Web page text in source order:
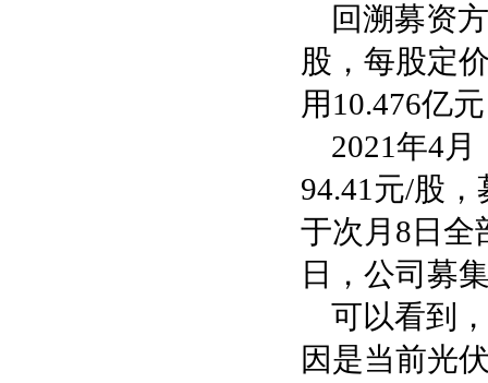
回溯募资
股，每股定
用10.476亿
2021年4
94.41元/股
于次月8日全
日，公司募
可以看到
因是当前光